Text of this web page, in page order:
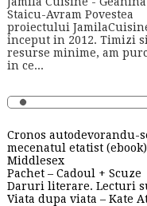
Staicu-Avram Povestea
proiectului
inceput in 2012. Timizi
resurse minime, am
in ce...
Cronos
mecenatul etatist (ebook)
Middlesex
Pachet – Cadoul + Scuze
Daruri literare. Lecturi
Viata dupa viata – Kate